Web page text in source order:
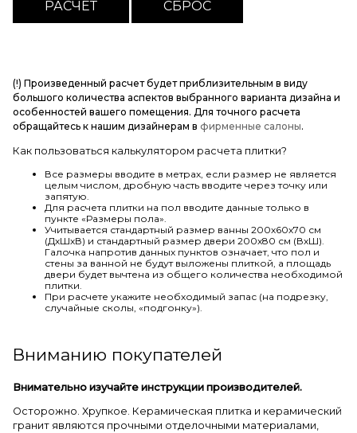
(!) Произведенный расчет будет приблизительным в виду
большого количества аспектов выбранного варианта дизайна и
особенностей вашего помещения. Для точного расчета
обращайтесь к нашим дизайнерам в фирменные салоны.
Как пользоваться калькулятором расчета плитки?
Все размеры вводите в метрах, если размер не является
целым числом, дробную часть вводите через точку или
запятую.
Для расчета плитки на пол вводите данные только в
пункте «Размеры пола».
Учитывается стандартный размер ванны 200х60х70 см
(ДхШхВ) и стандартный размер двери 200х80 см (ВхШ).
Галочка напротив данных пунктов означает, что пол и
стены за ванной не будут выложены плиткой, а площадь
двери будет вычтена из общего количества необходимой
плитки.
При расчете укажите необходимый запас (на подрезку,
случайные сколы, «подгонку»).
Вниманию покупателей
Внимательно изучайте инструкции производителей.
Осторожно. Хрупкое. Керамическая плитка и керамический
гранит являются прочными отделочными материалами,